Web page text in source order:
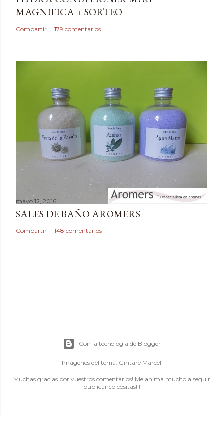
u
n
c
o
MAGNIFICA + SORTEO
Compartir 179 comentarios
mayo 12, 2016
SALES DE BAÑO AROMERS
Compartir 148 comentarios
Con la tecnología de Blogger
Imágenes del tema: Gintare Marcel
Muchas gracias por vuestros comentarios! Me anima mucho a seguir
publicando cositas!!!